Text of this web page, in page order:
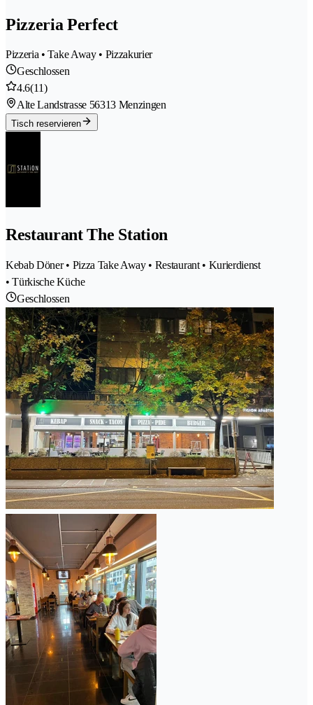
Pizzeria Perfect
Pizzeria • Take Away • Pizzakurier
Geschlossen
4.6(11)
Alte Landstrasse 56313 Menzingen
Tisch reservieren
Restaurant The Station
Kebab Döner • Pizza Take Away • Restaurant • Kurierdienst
• Türkische Küche
Geschlossen